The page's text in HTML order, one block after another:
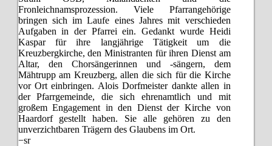
Fronleichnamsprozession. Viele Pfarrangehörige
bringen sich im Laufe eines Jahres mit verschieden
Aufgaben in der Pfarrei ein. Gedankt wurde Heidi
Kaspar für ihre langjährige Tätigkeit um die
Kreuzbergkirche, den Ministranten für ihren Dienst am
Altar, den Chorsängerinnen und -sängern, dem
Mähtrupp am Kreuzberg, allen die sich für die Kirche
vor Ort einbringen. Alois Dorfmeister dankte allen in
der Pfarrgemeinde, die sich ehrenamtlich und mit
großem Engagement in den Dienst der Kirche von
Haardorf gestellt haben. Sie alle gehören zu den
unverzichtbaren Trägern des Glaubens im Ort.
−sr